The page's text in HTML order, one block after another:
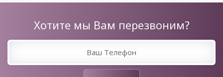
Хотите мы Вам перезвоним?